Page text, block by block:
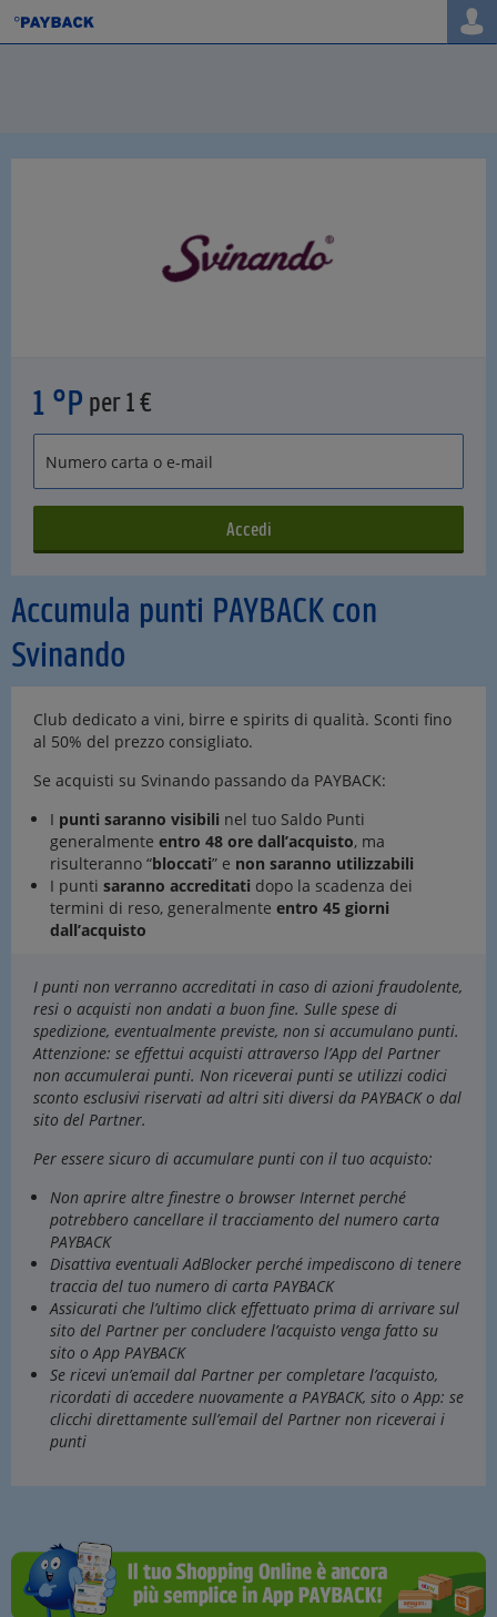
Accumula punti PAYBACK con
Svinando
Club dedicato a vini, birre e spirits di qualità. Sconti fino
al 50% del prezzo consigliato.
Se acquisti su Svinando passando da PAYBACK:
I punti saranno visibili nel tuo Saldo Punti
generalmente entro 48 ore dall’acquisto, ma
risulteranno “bloccati” e non saranno utilizzabili
I punti saranno accreditati dopo la scadenza dei
termini di reso, generalmente entro 45 giorni
dall’acquisto
I punti non verranno accreditati in caso di azioni fraudolente,
resi o acquisti non andati a buon fine. Sulle spese di
spedizione, eventualmente previste, non si accumulano punti.
Attenzione: se effettui acquisti attraverso l’App del Partner
non accumulerai punti. Non riceverai punti se utilizzi codici
sconto esclusivi riservati ad altri siti diversi da PAYBACK o dal
sito del Partner.
Per essere sicuro di accumulare punti con il tuo acquisto:
Non aprire altre finestre o browser Internet perché
potrebbero cancellare il tracciamento del numero carta
PAYBACK
Disattiva eventuali AdBlocker perché impediscono di tenere
traccia del tuo numero di carta PAYBACK
Assicurati che l’ultimo click effettuato prima di arrivare sul
sito del Partner per concludere l’acquisto venga fatto su
sito o App PAYBACK
Se ricevi un’email dal Partner per completare l’acquisto,
ricordati di accedere nuovamente a PAYBACK, sito o App: se
clicchi direttamente sull’email del Partner non riceverai i
punti
1 °P per 1 €